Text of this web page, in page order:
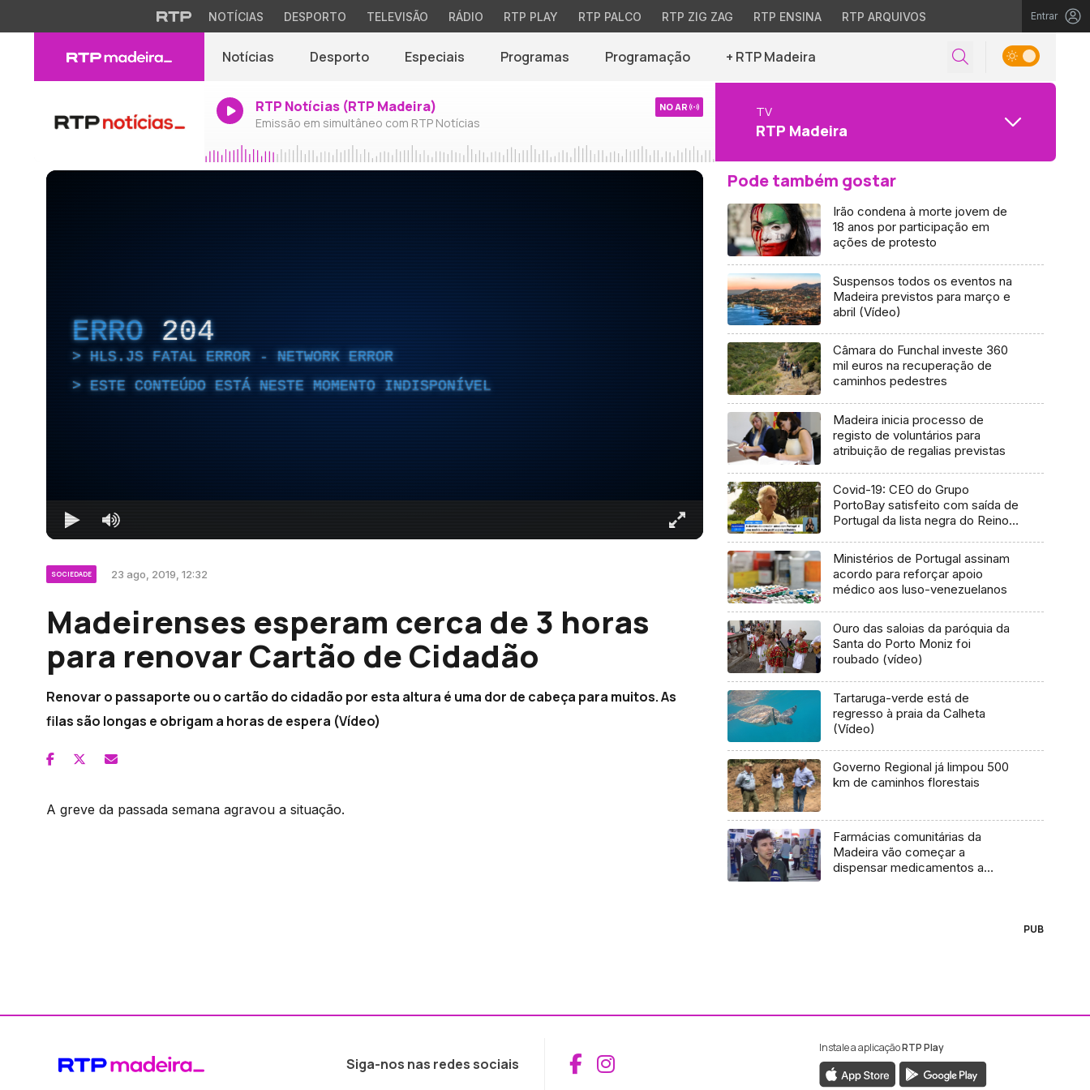
NOTÍCIAS DESPORTO TELEVISÃO RÁDIO RTP PLAY RTP PALCO RTP ZIG ZAG RTP ENSINA RTP ARQUIVOS Entrar
Notícias Desporto Especiais Programas Programação + RTP Madeira
RTP Notícias (RTP Madeira)
Emissão em simultâneo com RTP Notícias
NO AR TV
RTP Madeira
ERRO 204
HLS.JS FATAL ERROR - NETWORK ERROR
ESTE CONTEÚDO ESTÁ NESTE MOMENTO INDISPONÍVEL
SOCIEDADE 23 ago, 2019, 12:32
Madeirenses esperam cerca de 3 horas
para renovar Cartão de Cidadão
Renovar o passaporte ou o cartão do cidadão por esta altura é uma dor de cabeça para muitos. As
filas são longas e obrigam a horas de espera (Vídeo)
A greve da passada semana agravou a situação.
Pode também gostar
Irão condena à morte jovem de
18 anos por participação em
ações de protesto
Suspensos todos os eventos na
Madeira previstos para março e
abril (Vídeo)
Câmara do Funchal investe 360
mil euros na recuperação de
caminhos pedestres
Madeira inicia processo de
registo de voluntários para
atribuição de regalias previstas
Covid-19: CEO do Grupo
PortoBay satisfeito com saída de
Portugal da lista negra do Reino
Ministérios de Portugal assinam
acordo para reforçar apoio
médico aos luso-venezuelanos
Ouro das saloias da paróquia da
Santa do Porto Moniz foi
roubado (vídeo)
Tartaruga-verde está de
regresso à praia da Calheta
(Vídeo)
Governo Regional já limpou 500
km de caminhos florestais
Farmácias comunitárias da
Madeira vão começar a
dispensar medicamentos a
PUB
Siga-nos nas redes sociais Aceder ao Facebook da RTP Madeira
Aceder ao Instagram da RTP Madeira
Instale a aplicaçãoRTP Play